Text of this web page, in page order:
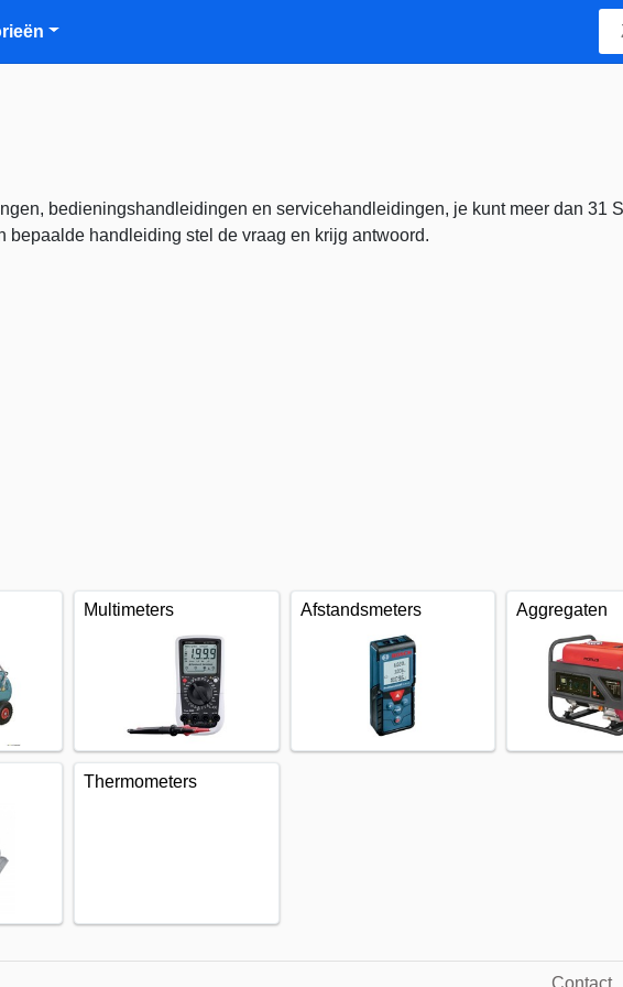
bedieningshandleidingen en servicehandleidingen, je kunt meer dan 31
handleiding stel de vraag en krijg antwoord.
Multimeters Afstandsmeters Aggregaten
Thermometers
Contact